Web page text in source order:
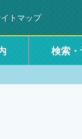
トマップ
検索